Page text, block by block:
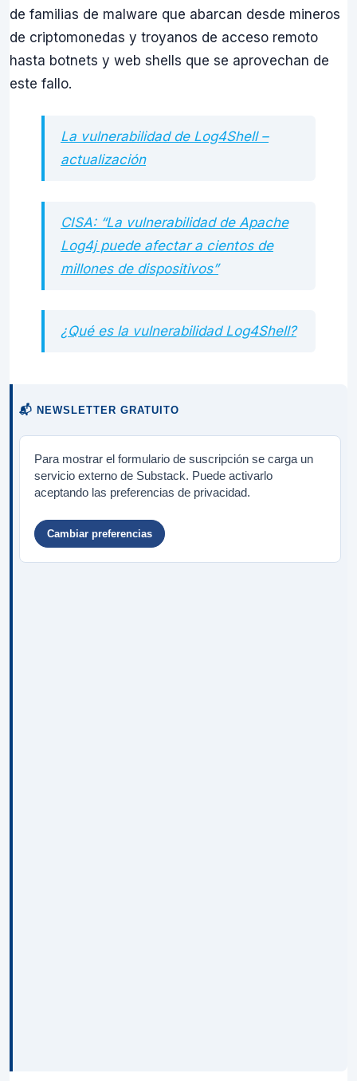
de familias de malware que abarcan desde mineros
de criptomonedas y troyanos de acceso remoto
hasta botnets y web shells que se aprovechan de
este fallo.
La vulnerabilidad de Log4Shell –
actualización
CISA: “La vulnerabilidad de Apache
Log4j puede afectar a cientos de
millones de dispositivos”
¿Qué es la vulnerabilidad Log4Shell?
📬 NEWSLETTER GRATUITO
Para mostrar el formulario de suscripción se carga un
servicio externo de Substack. Puede activarlo
aceptando las preferencias de privacidad.
Cambiar preferencias